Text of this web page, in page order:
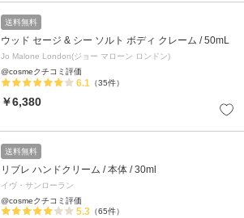
送料無料
ウッド セージ & シー ソルト ボディ クレーム / 50mL
Jo Malone London(ジョー マローン ロンドン)
@cosmeクチコミ評価
6.1 （35件）
￥6,380
送料無料
リブレ ハンドクリーム / 本体 / 30ml
イヴ・サンローラン
@cosmeクチコミ評価
5.3 （65件）